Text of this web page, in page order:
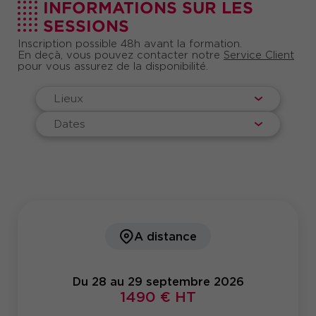
INFORMATIONS SUR LES
SESSIONS
Inscription possible 48h avant la formation.
En deçà, vous pouvez contacter notre Service Client
pour vous assurez de la disponibilité.
Lieux
Dates
A distance
Du 28 au 29 septembre 2026
1490 € HT